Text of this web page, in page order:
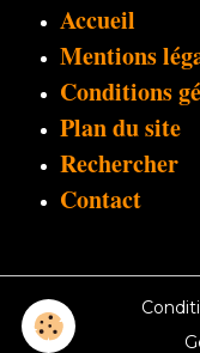
Accueil
Mentions
Conditions
Plan du site
Rechercher
Contact